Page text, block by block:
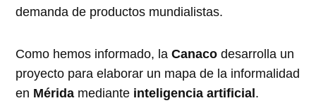
demanda de productos mundialistas.
Como hemos informado, laCanaco desarrolla un
proyecto para elaborar un mapa de la informalidad
en Mérida mediante inteligencia artificial.